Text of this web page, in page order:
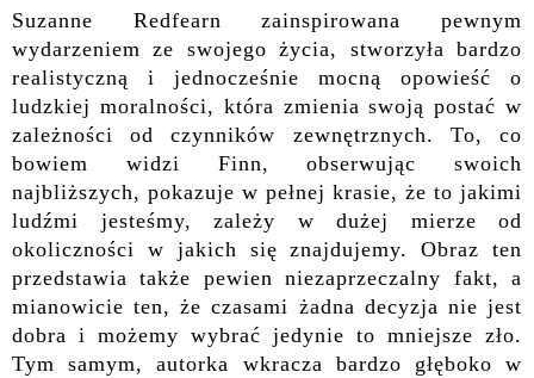
Suzanne Redfearn zainspirowana pewnym
wydarzeniem ze swojego życia, stworzyła bardzo
realistyczną i jednocześnie mocną opowieść o
ludzkiej moralności, która zmienia swoją postać w
zależności od czynników zewnętrznych. To, co
bowiem widzi Finn, obserwując swoich
najbliższych, pokazuje w pełnej krasie, że to jakimi
ludźmi jesteśmy, zależy w dużej mierze od
okoliczności w jakich się znajdujemy. Obraz ten
przedstawia także pewien niezaprzeczalny fakt, a
mianowicie ten, że czasami żadna decyzja nie jest
dobra i możemy wybrać jedynie to mniejsze zło.
Tym samym, autorka wkracza bardzo głęboko w